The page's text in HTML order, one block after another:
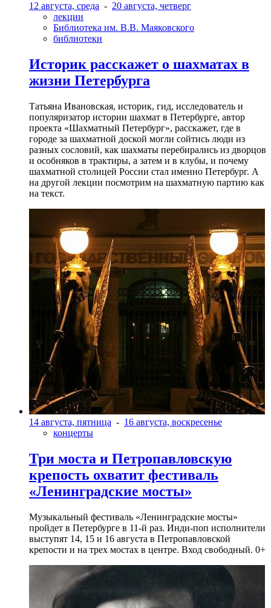
12 августа, среда - 20 августа, четверг
лекции
Библиотека им. В.В. Маяковского
библиотеки
Историк расскажет о шахматах в
жизни Петербурга
Татьяна Ивановская, историк, гид, исследователь и
популяризатор истории шахмат в Петербурге, автор
проекта «Шахматный Петербург», расскажет, где в
городе за шахматной доской могли сойтись люди из
разных сословий, как шахматы перебирались из дворцов
и особняков в трактиры, а затем и в клубы, и почему
шахматной столицей России стал именно Петербург. А
на другой лекции посмотрим на шахматную партию как
на текст.
14 августа, пятница - 16 августа, воскресенье
концерты
Три моста и Петропавловскую
крепость охватит фестиваль
«Ленинградские мосты»
Музыкальный фестиваль «Ленинградские мосты»
пройдет в Петербурге в 11-й раз. Инди-поп исполнители
выступят 14, 15 и 16 августа в Петропавловской
крепости и на трех мостах в центре. Вход свободный. 0+